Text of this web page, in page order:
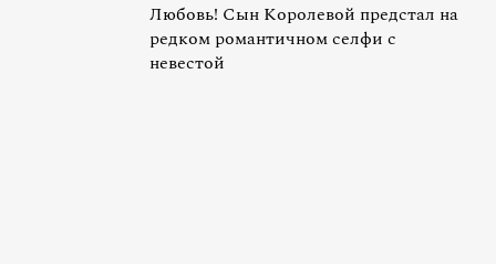
Любовь! Сын Королевой предстал на
редком романтичном селфи с
невестой